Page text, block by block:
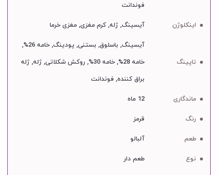
فوندانت
اینکلوژن آیسینگ, ژله, کرم مغزی, مغزی خرما
تاپینگ
آیسینگ, باسلوق, بستنی, پودینگ, خامه 26%,
خامه 28%, خامه 30%, روکش شکلاتی, ژله, ژله
براق کننده, فوندانت
ماندگاری 12 ماه
رنگ قرمز
طعم آلبالو
نوع طعم دار